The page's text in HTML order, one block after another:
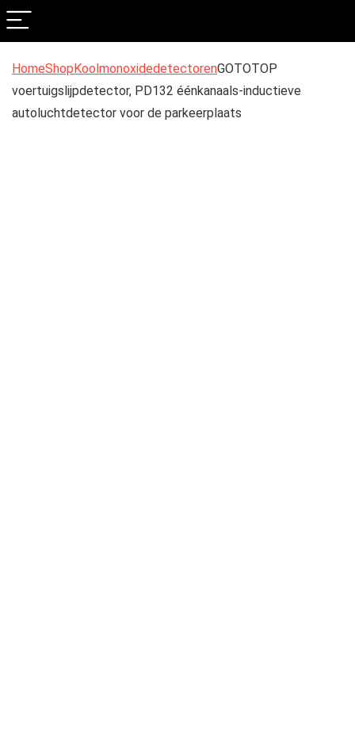
HomeShopKoolmonoxidedetectorenGOTOTOP
voertuigslijpdetector, PD132 éénkanaals-inductieve
autoluchtdetector voor de parkeerplaats